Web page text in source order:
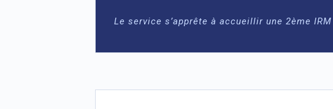
Le service s’apprête à accueillir une 2ème